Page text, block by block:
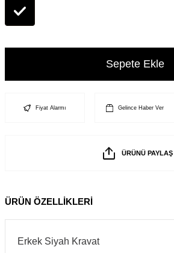
Sepete Ekle
Fiyat Alarmı Gelince Haber Ver
ÜRÜNÜ PAYLAŞ
ÜRÜN ÖZELLİKLERİ
Erkek Siyah Kravat